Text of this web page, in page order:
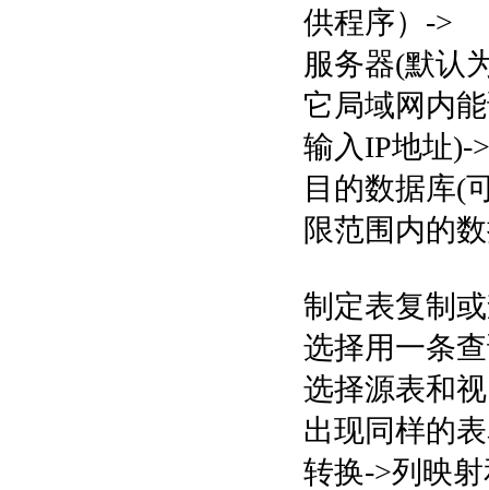
供程序）->
服务器(默认
它局域网内
输入IP地址)->
目的数据库(
限范围内的
制定表复制
选择用一条
选择源表和
出现同样的
转换->列映